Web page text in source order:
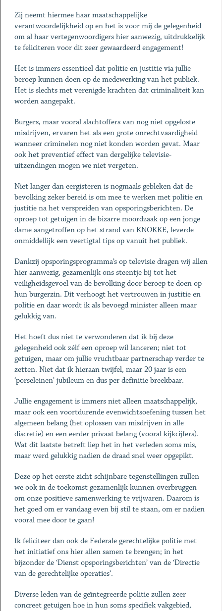
Zij neemt hiermee haar maatschappelijke
verantwoordelijkheid op en het is voor mij de gelegenheid
om al haar vertegenwoordigers hier aanwezig, uitdrukkelijk
te feliciteren voor dit zeer gewaardeerd engagement!
Het is immers essentieel dat politie en justitie via jullie
beroep kunnen doen op de medewerking van het publiek.
Het is slechts met verenigde krachten dat criminaliteit kan
worden aangepakt.
Burgers, maar vooral slachtoffers van nog niet opgeloste
misdrijven, ervaren het als een grote onrechtvaardigheid
wanneer criminelen nog niet konden worden gevat. Maar
ook het preventief effect van dergelijke televisie-
uitzendingen mogen we niet vergeten.
Niet langer dan eergisteren is nogmaals gebleken dat de
bevolking zeker bereid is om mee te werken met politie en
justitie na het verspreiden van opsporingsberichten. De
oproep tot getuigen in de bizarre moordzaak op een jonge
dame aangetroffen op het strand van KNOKKE, leverde
onmiddellijk een veertigtal tips op vanuit het publiek.
Dankzij opsporingsprogramma’s op televisie dragen wij allen
hier aanwezig, gezamenlijk ons steentje bij tot het
veiligheidsgevoel van de bevolking door beroep te doen op
hun burgerzin. Dit verhoogt het vertrouwen in justitie en
politie en daar wordt ik als bevoegd minister alleen maar
gelukkig van.
Het hoeft dus niet te verwonderen dat ik bij deze
gelegenheid ook zélf een oproep wil lanceren; niet tot
getuigen, maar om jullie vruchtbaar partnerschap verder te
zetten. Niet dat ik hieraan twijfel, maar 20 jaar is een
‘porseleinen’ jubileum en dus per definitie breekbaar.
Jullie engagement is immers niet alleen maatschappelijk,
maar ook een voortdurende evenwichtsoefening tussen het
algemeen belang (het oplossen van misdrijven in alle
discretie) en een eerder privaat belang (vooral kijkcijfers).
Wat dit laatste betreft liep het in het verleden soms mis,
maar werd gelukkig nadien de draad snel weer opgepikt.
Deze op het eerste zicht schijnbare tegenstellingen zullen
we ook in de toekomst gezamenlijk kunnen overbruggen
om onze positieve samenwerking te vrijwaren. Daarom is
het goed om er vandaag even bij stil te staan, om er nadien
vooral mee door te gaan!
Ik feliciteer dan ook de Federale gerechtelijke politie met
het initiatief ons hier allen samen te brengen; in het
bijzonder de ‘Dienst opsporingsberichten’ van de ‘Directie
van de gerechtelijke operaties’.
Diverse leden van de geïntegreerde politie zullen zeer
concreet getuigen hoe in hun soms specifiek vakgebied,